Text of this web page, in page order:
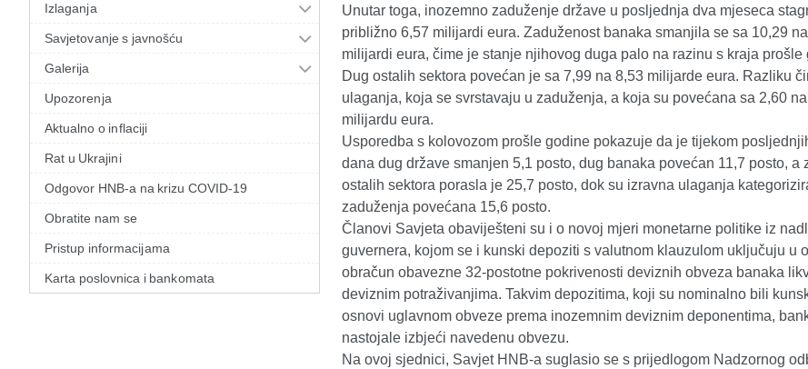
Izlaganja
Savjetovanje s javnošću
Galerija
Upozorenja
Aktualno o inflaciji
Rat u Ukrajini
Odgovor HNB-a na krizu COVID-19
Obratite nam se
Pristup informacijama
Karta poslovnica i bankomata
Unutar toga, inozemno zaduženje države u posljednja dva mjeseca
približno 6,57 milijardi eura. Zaduženost banaka smanjila se sa 10,29
milijardi eura, čime je stanje njihovog duga palo na razinu s kraja prošle
Dug ostalih sektora povećan je sa 7,99 na 8,53 milijarde eura. Razliku
ulaganja, koja se svrstavaju u zaduženja, a koja su povećana sa 2,60
milijardu eura.
Usporedba s kolovozom prošle godine pokazuje da je tijekom
dana dug države smanjen 5,1 posto, dug banaka povećan 11,7 posto, a
ostalih sektora porasla je 25,7 posto, dok su izravna ulaganja
zaduženja povećana 15,6 posto.
Članovi Savjeta obaviješteni su i o novoj mjeri monetarne politike iz
guvernera, kojom se i kunski depoziti s valutnom klauzulom uključuju u
obračun obavezne 32-postotne pokrivenosti deviznih obveza banaka
deviznim potraživanjima. Takvim depozitima, koji su nominalno bili
osnovi uglavnom obveze prema inozemnim deviznim deponentima,
nastojale izbjeći navedenu obvezu.
Na ovoj sjednici, Savjet HNB-a suglasio se s prijedlogom Nadzornog